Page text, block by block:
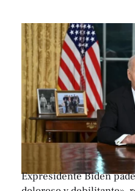
Expresidente Biden